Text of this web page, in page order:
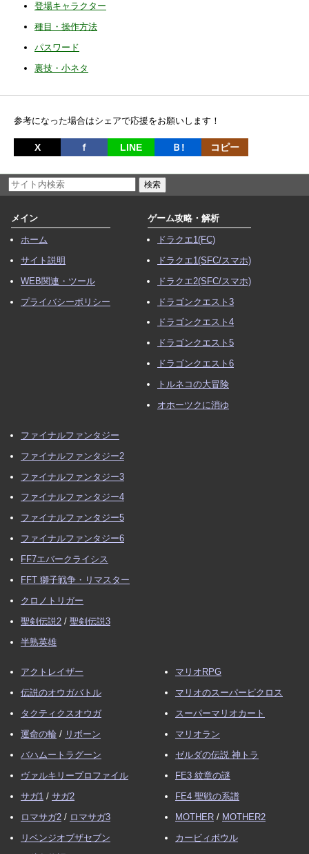
登場キャラクター
種目・操作方法
パスワード
裏技・小ネタ
参考になった場合はシェアで応援をお願いします！
X ｆ LINE Ｂ! コピー
メイン
ホーム
サイト説明
WEB関連・ツール
プライバシーポリシー
ゲーム攻略・解析
ドラクエ1(FC)
ドラクエ1(SFC/スマホ)
ドラクエ2(SFC/スマホ)
ドラゴンクエスト3
ドラゴンクエスト4
ドラゴンクエスト5
ドラゴンクエスト6
トルネコの大冒険
オホーツクに消ゆ
ファイナルファンタジー
ファイナルファンタジー2
ファイナルファンタジー3
ファイナルファンタジー4
ファイナルファンタジー5
ファイナルファンタジー6
FF7エバークライシス
FFT 獅子戦争・リマスター
クロノトリガー
聖剣伝説2 / 聖剣伝説3
半熟英雄
アクトレイザー
伝説のオウガバトル
タクティクスオウガ
運命の輪 / リボーン
バハムートラグーン
ヴァルキリープロファイル
サガ1 / サガ2
ロマサガ2 / ロマサガ3
リベンジオブザセブン
マリオRPG
マリオのスーパーピクロス
スーパーマリオカート
マリオラン
ゼルダの伝説 神トラ
FE3 紋章の謎
FE4 聖戦の系譜
MOTHER / MOTHER2
カービィボウル